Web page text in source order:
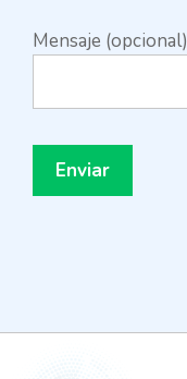
Mensaje (opcional)